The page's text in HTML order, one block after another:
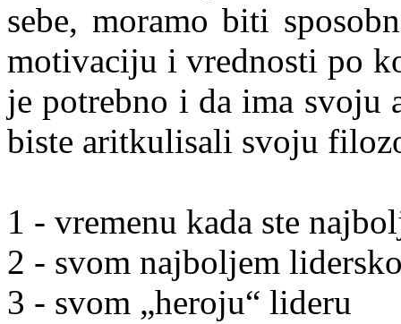
sebe, moramo biti
motivaciju i vrednosti po
je potrebno i da ima
biste aritkulisali svoju
1 - vremenu kada ste
2 - svom najboljem
3 - svom „heroju“ lideru